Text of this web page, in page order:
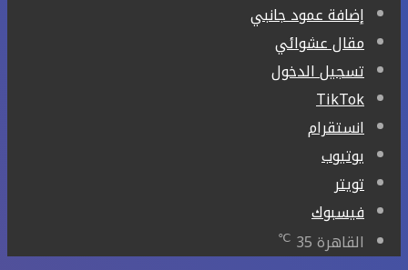
إضافة عمود جانبي
مقال عشوائي
تسجيل الدخول
‫TikTok
انستقرام
يوتيوب
تويتر
فيسبوك
القاهرة35
℃